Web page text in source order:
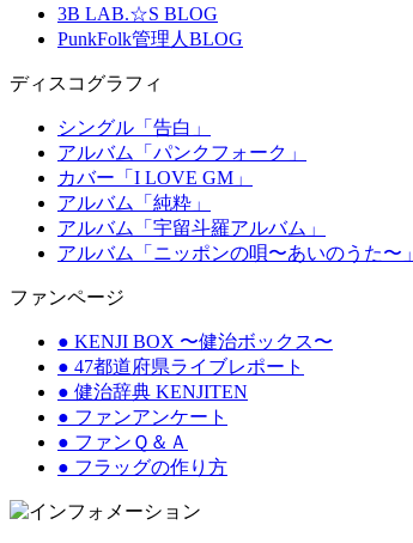
3B LAB.☆S BLOG
PunkFolk管理人BLOG
ディスコグラフィ
シングル「告白」
アルバム「パンクフォーク」
カバー「I LOVE GM」
アルバム「純粋」
アルバム「宇留斗羅アルバム」
アルバム「ニッポンの唄〜あいのうた〜」
ファンページ
● KENJI BOX 〜健治ボックス〜
● 47都道府県ライブレポート
● 健治辞典 KENJITEN
● ファンアンケート
● ファンＱ＆Ａ
● フラッグの作り方